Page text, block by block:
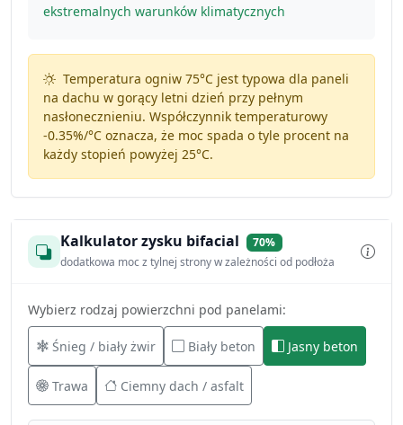
ekstremalnych warunków klimatycznych
Temperatura ogniw 75°C jest typowa dla paneli
na dachu w gorący letni dzień przy pełnym
nasłonecznieniu. Współczynnik temperaturowy
-0.35%/°Coznacza, że moc spada o tyle procent na
każdy stopień powyżej 25°C.
Kalkulator zysku bifacial
70%
dodatkowa moc z tylnej strony w zależności od podłoża
Wybierz rodzaj powierzchni pod panelami:
Śnieg / biały żwir Biały beton Jasny beton
Trawa Ciemny dach / asfalt